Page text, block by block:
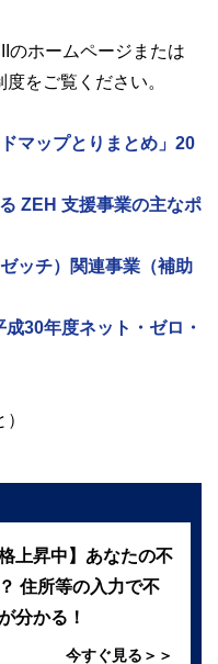
のホームページまたは
をご覧ください。
マップとりまとめ」20
ZEH 支援事業の主なポ
ッチ）関連事業（補助
30年度ネット・ゼロ・
上昇中】あなたの不
住所等の入力で不
分かる！
今すぐ見る＞＞